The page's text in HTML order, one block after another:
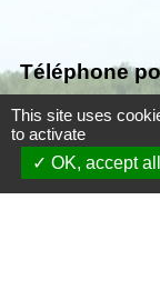
Téléphone
This site uses
to activate
OK, accept all